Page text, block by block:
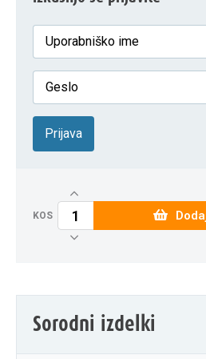
Prijava
KOS
Sorodni izdelki